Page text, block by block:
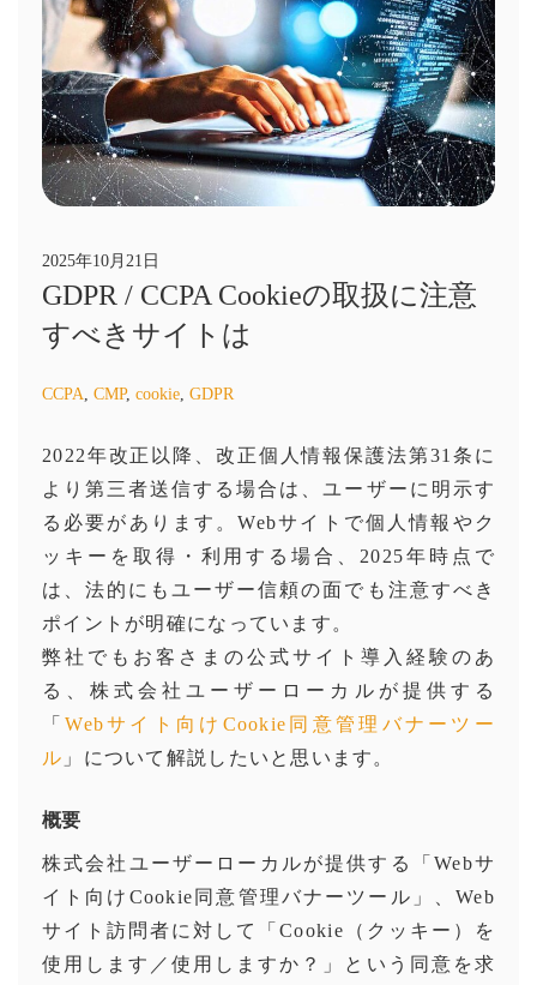
2025年10月21日
GDPR / CCPA Cookieの取扱に注意
すべきサイトは
CCPA CMP, cookie GDPR
2022年改正以降、改正個人情報保護法第31条に
より第三者送信する場合は、ユーザーに明示す
る必要があります。Webサイトで個人情報やク
ッキーを取得・利用する場合、2025年時点で
は、法的にもユーザー信頼の面でも注意すべき
ポイントが明確になっています。
弊社でもお客さまの公式サイト導入経験のあ
る、株式会社ユーザーローカルが提供する
「Webサイト向けCookie同意管理バナーツー
ル 」について解説したいと思います。
概要
株式会社ユーザーローカルが提供する「Webサ
イト向けCookie同意管理バナーツール」、Web
サイト訪問者に対して「Cookie（クッキー）を
使用します／使用しますか？」という同意を求